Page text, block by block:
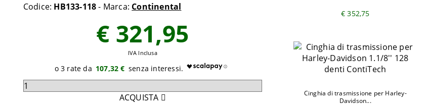
Codice: HB133-118- Marca: Continental
€ 321,95
IVA Inclusa
107,32 €
Seleziona
ACQUISTA
€ 352,75
Cinghia di trasmissione per Harley-
Davidson...